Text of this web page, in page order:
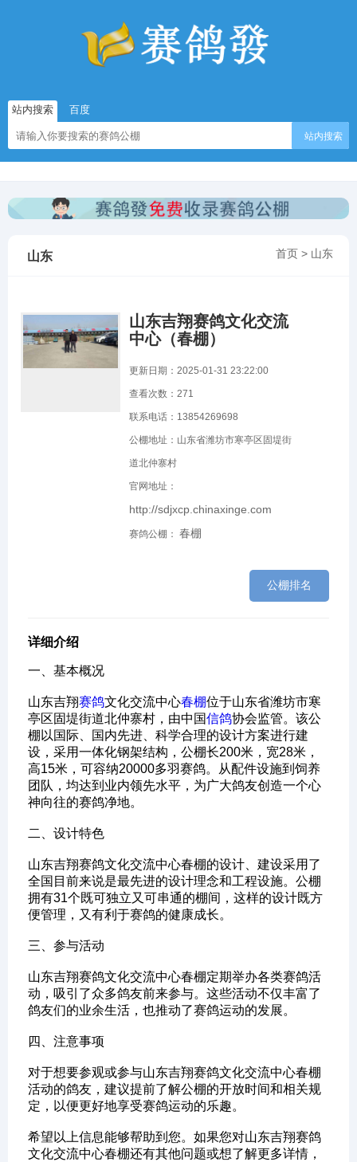
站内搜索 百度
站内搜索
首页 > 山东
山东
山东吉翔赛鸽文化交流
中心（春棚）
更新日期：2025-01-31 23:22:00
查看次数： 271
联系电话：13854269698
公棚地址：山东省潍坊市寒亭区固堤街
道北仲寨村
官网地址：
http://sdjxcp.chinaxinge.com
赛鸽公棚： 春棚
公棚排名
详细介绍
一、基本概况‌
山东吉翔赛鸽文化交流中心春棚位于山东省潍坊市寒
亭区固堤街道北仲寨村，由中国信鸽协会监管。该公
棚以国际、国内先进、科学合理的设计方案进行建
设，采用一体化钢架结构，公棚长200米，宽28米，
高15米，可容纳20000多羽赛鸽。从配件设施到饲养
团队，均达到业内领先水平，为广大鸽友创造一个心
神向往的赛鸽净地。
‌二、设计特色‌
山东吉翔赛鸽文化交流中心春棚的设计、建设采用了
全国目前来说是最先进的设计理念和工程设施。公棚
拥有31个既可独立又可串通的棚间，这样的设计既方
便管理，又有利于赛鸽的健康成长。
‌三、参与活动‌
山东吉翔赛鸽文化交流中心春棚定期举办各类赛鸽活
动，吸引了众多鸽友前来参与。这些活动不仅丰富了
鸽友们的业余生活，也推动了赛鸽运动的发展。
‌四、注意事项‌
对于想要参观或参与山东吉翔赛鸽文化交流中心春棚
活动的鸽友，建议提前了解公棚的开放时间和相关规
定，以便更好地享受赛鸽运动的乐趣。
希望以上信息能够帮助到您。如果您对山东吉翔赛鸽
文化交流中心春棚还有其他问题或想了解更多详情，